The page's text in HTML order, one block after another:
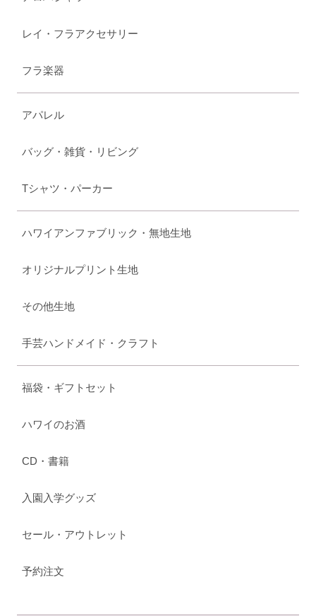
レイ・フラアクセサリー
フラ楽器
アパレル
バッグ・雑貨・リビング
Tシャツ・パーカー
ハワイアンファブリック・無地生地
オリジナルプリント生地
その他生地
手芸ハンドメイド・クラフト
福袋・ギフトセット
ハワイのお酒
CD・書籍
入園入学グッズ
セール・アウトレット
予約注文